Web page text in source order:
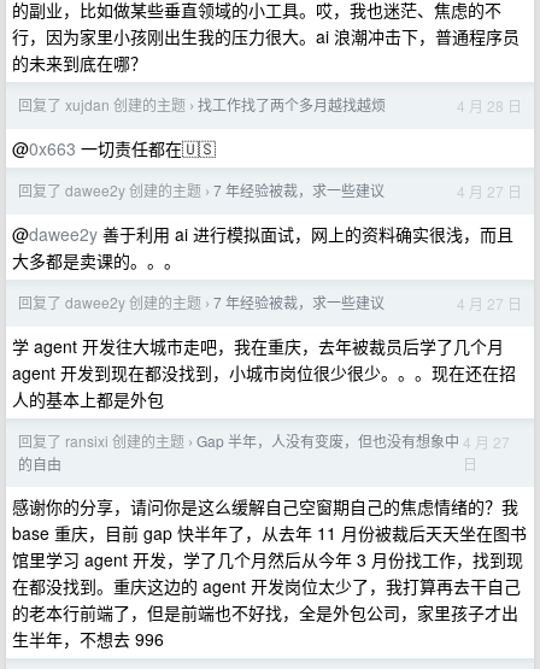
的副业，比如做某些垂直领域的小工具。哎，我也迷茫、焦虑的不
行，因为家里小孩刚出生我的压力很大。ai 浪潮冲击下，普通程序员
的未来到底在哪？
回复了 xujdan 创建的主题 › 找工作找了两个多月越找越烦 4 月 28 日
@0x663 一切责任都在🇺🇸
回复了 dawee2y 创建的主题 › 7 年经验被裁，求一些建议 4 月 27 日
@dawee2y 善于利用 ai 进行模拟面试，网上的资料确实很浅，而且
大多都是卖课的。。。
回复了 dawee2y 创建的主题 › 7 年经验被裁，求一些建议 4 月 27 日
学 agent 开发往大城市走吧，我在重庆，去年被裁员后学了几个月
agent 开发到现在都没找到，小城市岗位很少很少。。。现在还在招
人的基本上都是外包
回复了 ransixi 创建的主题 › Gap 半年，人没有变废，但也没有想象中
的自由
4 月 27
日
感谢你的分享，请问你是这么缓解自己空窗期自己的焦虑情绪的？我
base 重庆，目前 gap 快半年了，从去年 11 月份被裁后天天坐在图书
馆里学习 agent 开发，学了几个月然后从今年 3 月份找工作，找到现
在都没找到。重庆这边的 agent 开发岗位太少了，我打算再去干自己
的老本行前端了，但是前端也不好找，全是外包公司，家里孩子才出
生半年，不想去 996